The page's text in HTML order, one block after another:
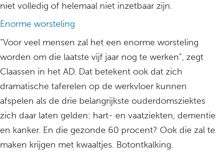
niet volledig of helemaal niet inzetbaar zijn.
Enorme worsteling
“Voor veel mensen zal het een enorme worsteling
worden om die laatste vijf jaar nog te werken”, zegt
Claassen in het AD. Dat betekent ook dat zich
dramatische taferelen op de werkvloer kunnen
afspelen als de drie belangrijkste ouderdomsziektes
zich daar laten gelden: hart- en vaatziekten, dementie
en kanker. En die gezonde 60 procent? Ook die zal te
maken krijgen met kwaaltjes. Botontkalking.